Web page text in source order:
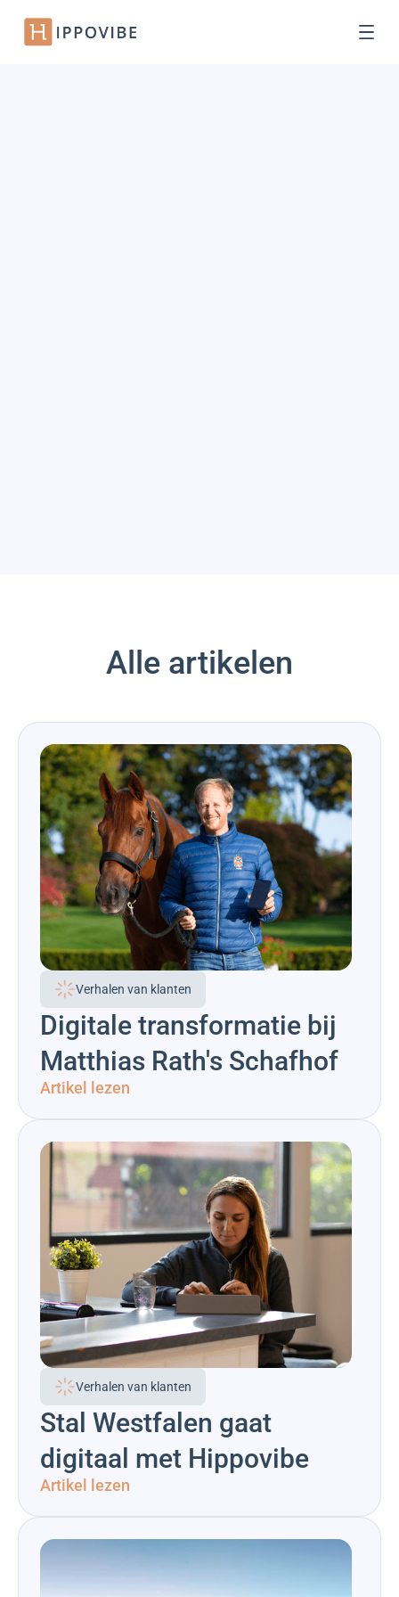
Alle artikelen
Verhalen van klanten
Digitale transformatie bij
Matthias Rath's Schafhof
Artikel lezen
Verhalen van klanten
Stal Westfalen gaat
digitaal met Hippovibe
Artikel lezen